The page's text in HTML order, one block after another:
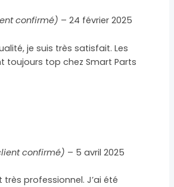
confirmé) – 24 février 2025
je suis très satisfait. Les
toujours top chez Smart Parts
confirmé) – 5 avril 2025
très professionnel. J’ai été